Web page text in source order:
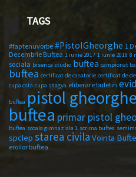
TAGS
#faptenuvorbe #PistolGheorghe 1
Decembrie Buftea 1 iunie 2017 1 iunie 2018 8
sociala biserica studio buftea campionat
buftea certificat de casatorie certificat de
cupa csta cupa shagya eliberare buletin
buftea pistol gheorghe
buftea primar pistol
buftea scoala gimnaziala 1 scrima buftea
spclep starea civila Vointa
eroilor buftea